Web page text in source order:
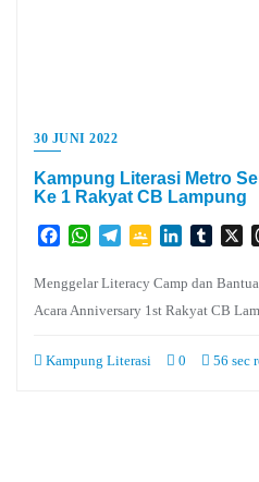
30 JUNI 2022
Kampung Literasi Metro
Ke 1 Rakyat CB Lampung
FacebookWhatsApp
TelegramGoogleLinkedIn X
Menggelar Literacy Camp dan
Acara Anniversary 1st Rakyat CB
Kampung Literasi 0 56 sec